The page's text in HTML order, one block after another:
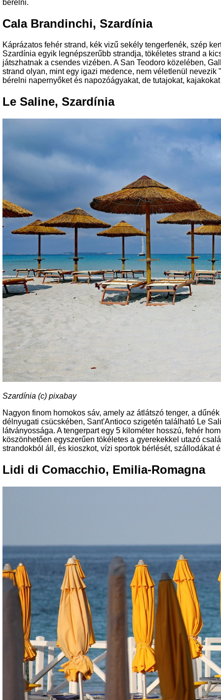
bérelni.
Cala Brandinchi, Szardínia
Káprázatos fehér strand, kék vizű sekély tengerfenék, szép
Szardínia egyik legnépszerűbb strandja, tökéletes strand a
játszhatnak a csendes vizében. A San Teodoro közelében,
strand olyan, mint egy igazi medence, nem véletlenül nevezik
bérelni napernyőket és napozóágyakat, de tutajokat,
Le Saline, Szardínia
Szardínia (c) pixabay
Nagyon finom homokos sáv, amely az átlátszó tenger, a
délnyugati csücskében, Sant'Antioco szigetén található Le
látványossága. A tengerpart egy 5 kilométer hosszú, fehér
köszönhetően egyszerűen tökéletes a gyerekekkel utazó
strandokból áll, és kioszkot, vízi sportok bérlését, szállodákat
Lidi di Comacchio, Emilia-Romagna